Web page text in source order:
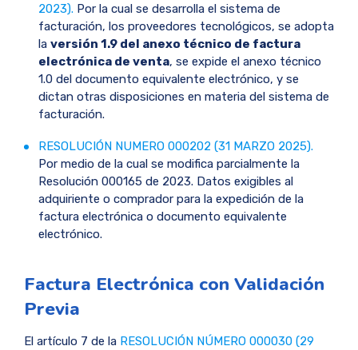
2023). Por la cual se desarrolla el sistema de
facturación, los proveedores tecnológicos, se adopta
la versión 1.9 del anexo técnico de factura
electrónica de venta, se expide el anexo técnico
1.0 del documento equivalente electrónico, y se
dictan otras disposiciones en materia del sistema de
facturación.
RESOLUCIÓN NUMERO 000202 (31 MARZO 2025).
Por medio de la cual se modifica parcialmente la
Resolución 000165 de 2023. Datos exigibles al
adquiriente o comprador para la expedición de la
factura electrónica o documento equivalente
electrónico.
Factura Electrónica con Validación
Previa
El artículo 7 de la RESOLUCIÓN NÚMERO 000030 (29